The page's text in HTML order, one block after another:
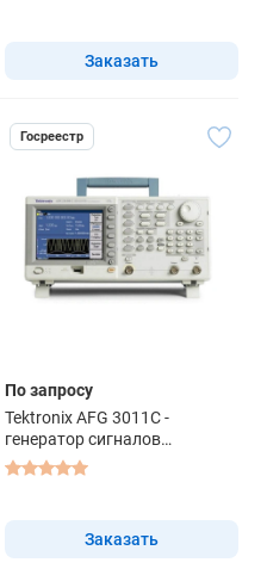
Заказать
Госреестр
По запросу
Tektronix AFG 3011C -
генератор сигналов
специальной формы
Заказать